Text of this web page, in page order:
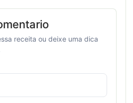
receita ou deixe uma dica